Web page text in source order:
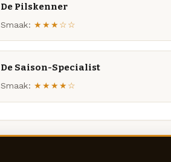
De Pilskenner
Smaak: ★★★☆☆
De Saison-Specialist
Smaak: ★★★★☆